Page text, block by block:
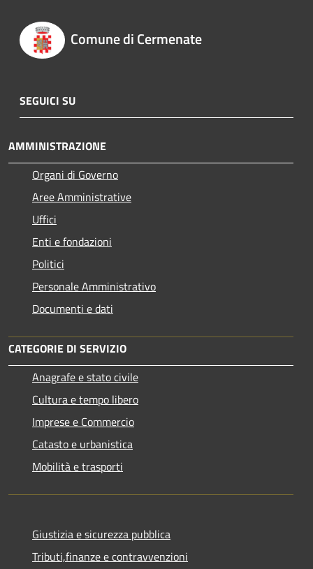
Comune di Cermenate
SEGUICI SU
AMMINISTRAZIONE
Organi di Governo
Aree Amministrative
Uffici
Enti e fondazioni
Politici
Personale Amministrativo
Documenti e dati
CATEGORIE DI SERVIZIO
Anagrafe e stato civile
Cultura e tempo libero
Imprese e Commercio
Catasto e urbanistica
Mobilità e trasporti
Giustizia e sicurezza pubblica
Tributi,finanze e contravvenzioni